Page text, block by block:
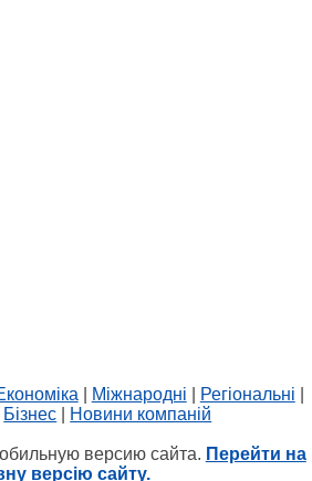
Міжнародні Регіональні
Бізнес Новини компаній
версию сайта. Перейти на
версію сайту.